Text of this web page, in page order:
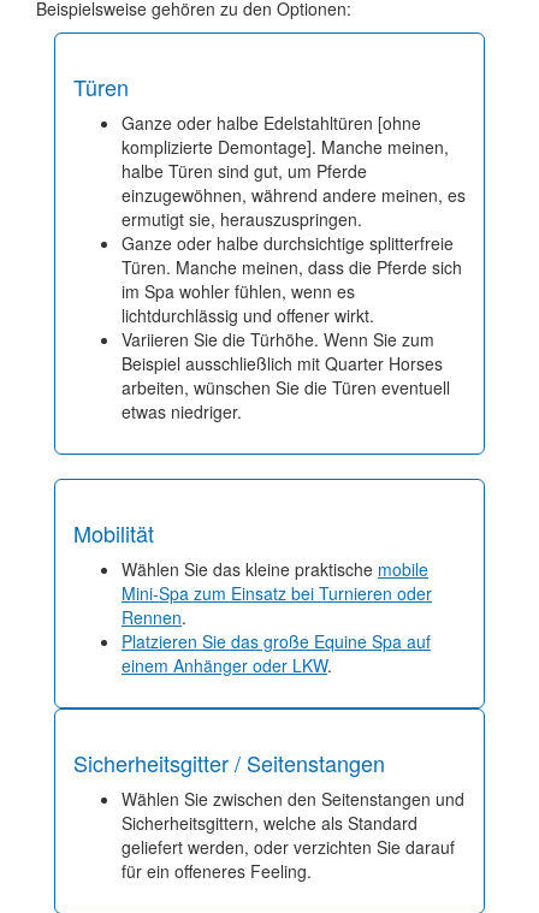
Beispielsweise gehören zu den Optionen:
Türen
Ganze oder halbe Edelstahltüren [ohne
komplizierte Demontage]. Manche meinen,
halbe Türen sind gut, um Pferde
einzugewöhnen, während andere meinen, es
ermutigt sie, herauszuspringen.
Ganze oder halbe durchsichtige splitterfreie
Türen. Manche meinen, dass die Pferde sich
im Spa wohler fühlen, wenn es
lichtdurchlässig und offener wirkt.
Variieren Sie die Türhöhe. Wenn Sie zum
Beispiel ausschließlich mit Quarter Horses
arbeiten, wünschen Sie die Türen eventuell
etwas niedriger.
Mobilität
Wählen Sie das kleine praktische mobile
Mini-Spa zum Einsatz bei Turnieren oder
Rennen.
Platzieren Sie das große Equine Spa auf
einem Anhänger oder LKW.
Sicherheitsgitter / Seitenstangen
Wählen Sie zwischen den Seitenstangen und
Sicherheitsgittern, welche als Standard
geliefert werden, oder verzichten Sie darauf
für ein offeneres Feeling.